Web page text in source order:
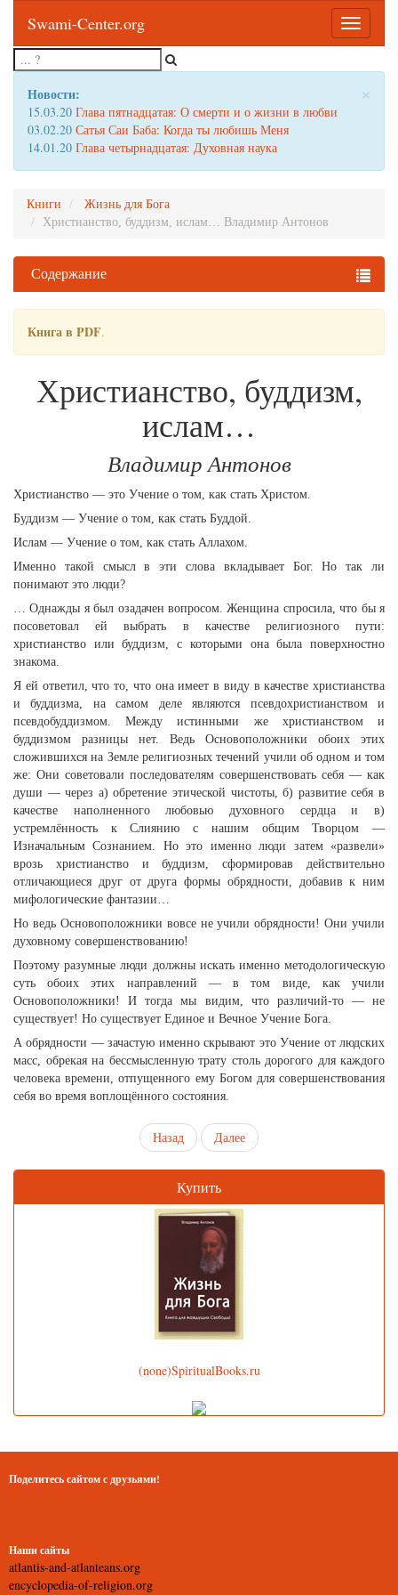
Toggle
Swami-Center.org
×
Новости:
15.03.20 Глава пятнадцатая: О смерти и о жизни в любви
03.02.20 Сатья Саи Баба: Когда ты любишь Меня
14.01.20 Глава четырнадцатая: Духовная наука
Книги
Жизнь для Бога
Христианство, буддизм, ислам… Владимир Антонов
Содержание
Книга в PDF.
Христианство, буддизм,
ислам…
Владимир Антонов
Христианство — это Учение о том, как стать Христом.
Буддизм — Учение о том, как стать Буддой.
Ислам — Учение о том, как стать Аллахом.
Именно такой смысл в эти слова вкладывает Бог. Но так ли
понимают это люди?
… Однажды я был озадачен вопросом. Женщина спросила, что бы я
посоветовал ей выбрать в качестве религиозного пути:
христианство или буддизм, с которыми она была поверхностно
знакома.
Я ей ответил, что то, что она имеет в виду в качестве христианства
и буддизма, на самом деле являются псевдохристианством и
псевдобуддизмом. Между истинными же христианством и
буддизмом разницы нет. Ведь Основоположники обоих этих
сложившихся на Земле религиозных течений учили об одном и том
же: Они советовали последователям совершенствовать себя — как
души — через а) обретение этической чистоты, б) развитие себя в
качестве наполненного любовью духовного сердца и в)
устремлённость к Слиянию с нашим общим Творцом —
Изначальным Сознанием. Но это именно люди затем «развели»
врозь христианство и буддизм, сформировав действительно
отличающиеся друг от друга формы обрядности, добавив к ним
мифологические фантазии…
Но ведь Основоположники вовсе не учили обрядности! Они учили
духовному совершенствованию!
Поэтому разумные люди должны искать именно методологическую
суть обоих этих направлений — в том виде, как учили
Основоположники! И тогда мы видим, что различий-то — не
существует! Но существует Единое и Вечное Учение Бога.
А обрядности — зачастую именно скрывают это Учение от людских
масс, обрекая на бессмысленную трату столь дорогого для каждого
человека времени, отпущенного ему Богом для совершенствования
себя во время воплощённого состояния.
Назад Далее
Купить
(none)SpiritualBooks.ru
Поделитесь сайтом с друзьями!
Наши сайты
atlantis-and-atlanteans.org
encyclopedia-of-religion.org